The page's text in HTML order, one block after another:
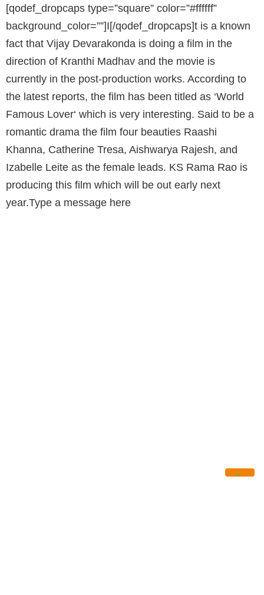
[qodef_dropcaps type=”square” color=”#ffffff”
background_color=””]I[/qodef_dropcaps]t is a known
fact that Vijay Devarakonda is doing a film in the
direction of Kranthi Madhav and the movie is
currently in the post-production works. According to
the latest reports, the film has been titled as ‘World
Famous Lover‘ which is very interesting. Said to be a
romantic drama the film four beauties Raashi
Khanna, Catherine Tresa, Aishwarya Rajesh, and
Izabelle Leite as the female leads. KS Rama Rao is
producing this film which will be out early next
year.Type a message here